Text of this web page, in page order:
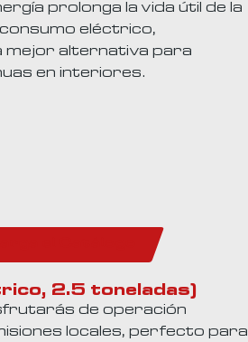
prolonga la vida útil de la
eléctrico,
mejor alternativa para
en interiores.
2.5 toneladas)
de operación
locales, perfecto para